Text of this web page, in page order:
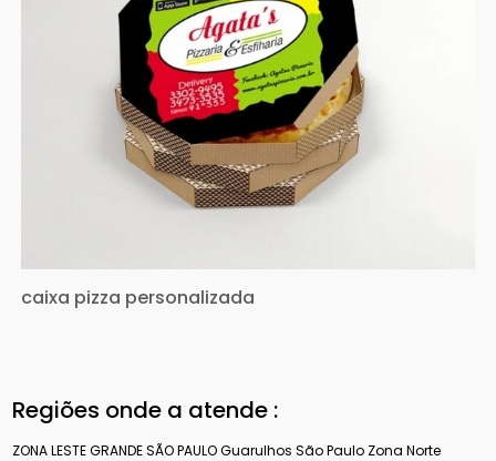
caixa pizza personalizada
Regiões onde a atende :
ZONA LESTEGRANDE SÃO PAULOGuarulhos São Paulo Zona Norte